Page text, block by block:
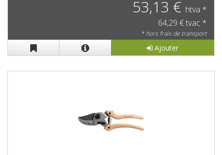
53,13 € htva *
64,29 € tvac *
* hors frais de transport
Ajouter